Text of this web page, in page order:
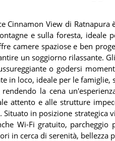
Cinnamon View di
e sulla foresta, ideale
camere spaziose e ben
un soggiorno rilassante.
o godersi
in loco, ideale per le
rendendo la cena
attento e alle strutture
Situato in posizione strategica
Wi-Fi gratuito, parcheggio
in cerca di serenità, bellezza